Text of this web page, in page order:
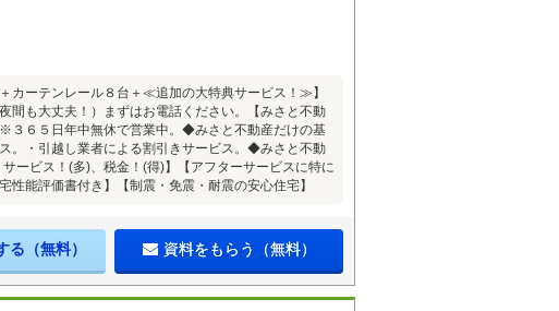
カーテンレール８台＋≪追加の大特典サービス！≫】
間も大丈夫！）まずはお電話ください。【みさと不動
３６５日年中無休で営業中。◆みさと不動産だけの基
。・引越し業者による割引きサービス。◆みさと不動
ービス！(多)、税金！(得)】【アフターサービスに特に
能評価書付き】【制震・免震・耐震の安心住宅】
る（無料） 資料をもらう（無料）